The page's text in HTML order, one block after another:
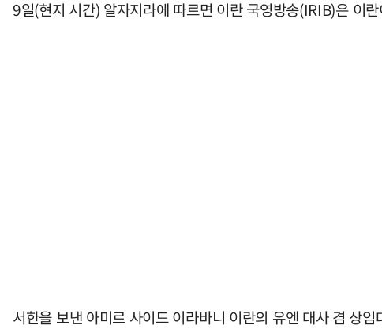
9일(현지 시간) 알자지라에 따르면 이란 국영방송(IRIB)은 이
서한을 보낸 아미르 사이드 이라바니 이란의 유엔 대사 겸 상